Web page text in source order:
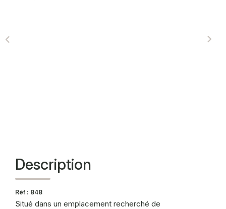
Description
Réf : 848
Situé dans un emplacement recherché de